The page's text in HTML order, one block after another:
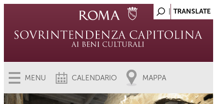
MENU CALENDARIO MAPPA